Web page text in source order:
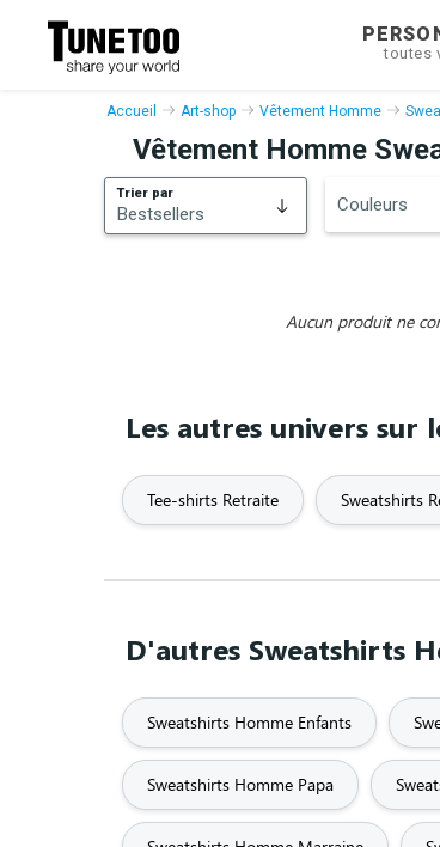
toutes
Accueil Art-shop Vêtement Homme
Vêtement Homme
Trier par
Bestsellers Couleurs
Aucun produit ne
Les autres univers sur
Tee-shirts Retraite Sweatshirts
D'autres Sweatshirts
Sweatshirts Homme Enfants
Sweatshirts Homme Papa